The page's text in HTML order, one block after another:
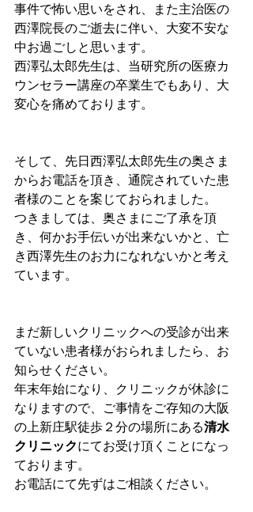
事件で怖い思いをされ、また主治医の
西澤院長のご逝去に伴い、大変不安な
中お過ごしと思います。
西澤弘太郎先生は、当研究所の医療カ
ウンセラー講座の卒業生でもあり、大
変心を痛めております。
そして、先日西澤弘太郎先生の奥さま
からお電話を頂き、通院されていた患
者様のことを案じておられました。
つきましては、奥さまにご了承を頂
き、何かお手伝いが出来ないかと、亡
き西澤先生のお力になれないかと考え
ています。
まだ新しいクリニックへの受診が出来
ていない患者様がおられましたら、お
知らせください。
年末年始になり、クリニックが休診に
なりますので、ご事情をご存知の大阪
の上新庄駅徒歩２分の場所にある清水
クリニックにてお受け頂くことになっ
ております。
お電話にて先ずはご相談ください。